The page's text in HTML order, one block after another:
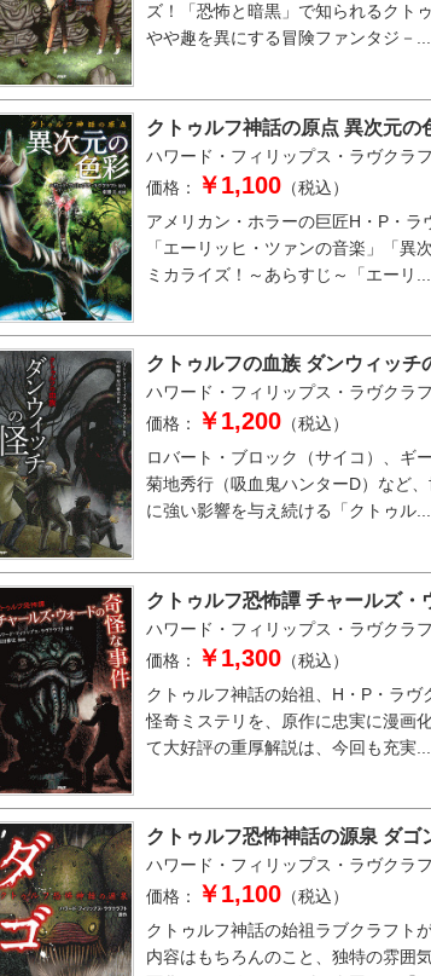
ズ！「恐怖と暗黒」で知られるクト
やや趣を異にする冒険ファンタジ－...
クトゥルフ神話の原点 異次元の
ハワード・フィリップス・ラヴクラ
価格：
￥1,100 （税込）
アメリカン・ホラーの巨匠H・P・ラ
「エーリッヒ・ツァンの音楽」「異
ミカライズ！～あらすじ～「エーリ...
クトゥルフの血族 ダンウィッチ
ハワード・フィリップス・ラヴクラ
価格：
￥1,200 （税込）
ロバート・ブロック（サイコ）、ギ
菊地秀行（吸血鬼ハンターD）など
に強い影響を与え続ける「クトゥル...
クトゥルフ恐怖譚 チャールズ・
ハワード・フィリップス・ラヴクラ
価格：
￥1,300 （税込）
クトゥルフ神話の始祖、H・P・ラヴ
怪奇ミステリを、原作に忠実に漫画
て大好評の重厚解説は、今回も充実...
クトゥルフ恐怖神話の源泉 ダゴ
ハワード・フィリップス・ラヴクラ
価格：
￥1,100 （税込）
クトゥルフ神話の始祖ラブクラフト
内容はもちろんのこと、独特の雰囲